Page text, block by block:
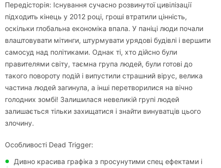
Передісторія: Існування сучасно розвинутої цивілізації
підходить кінець у 2012 році, гроші втратили цінність,
оскільки глобальна економіка впала. У паніці люди почали
влаштовувати мітинги, штурмувати урядові будівлі і вершити
самосуд над політиками. Однак ті, хто дійсно були
правителями світу, таємна група людей, були готові до
такого повороту подій і випустили страшний вірус, велика
частина людей загинула, а інші перетворилися на вічно
голодних зомбі! Залишилася невеликій групі людей
залишається тільки захищатися і знайти винуватців цього
злочину.
Особливості Dead Trigger:
Дивно красива графіка з просунутими спец ефектами і